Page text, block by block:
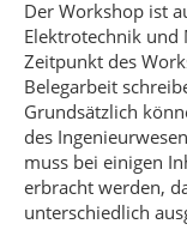
Der Workshop ist
Elektrotechnik und
Zeitpunkt des
Belegarbeit
Grundsätzlich
des
muss bei einigen
erbracht werden,
unterschiedlich